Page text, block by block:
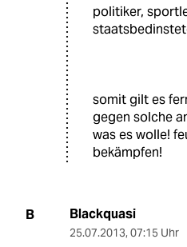
politiker,
somit gilt es
gegen solche
was es wolle!
bekämpfen!
B Blackquasi
25.07.2013, 07:15 Uhr